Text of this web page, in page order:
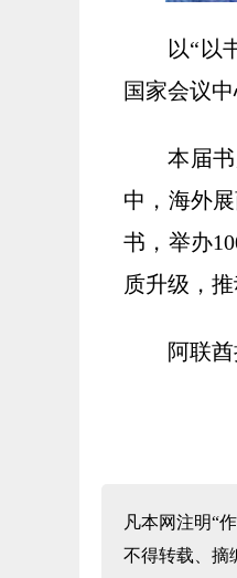
以“以
国家会议中
本届
中，海外
书，举办
质升级，
阿联
凡本网注明“
不得转载、摘